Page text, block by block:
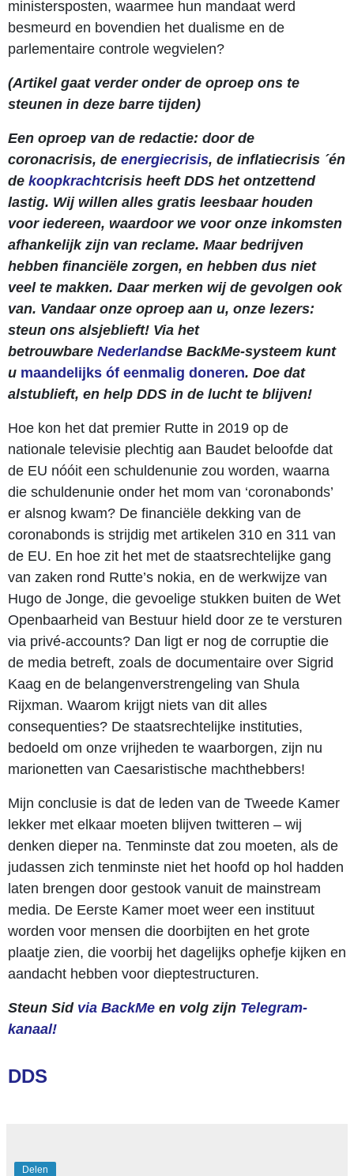
ministersposten, waarmee hun mandaat werd
besmeurd en bovendien het dualisme en de
parlementaire controle wegvielen?
(Artikel gaat verder onder de oproep ons te
steunen in deze barre tijden)
Een oproep van de redactie: door de
coronacrisis, de energiecrisis, de inflatiecrisis ´én
de koopkrachtcrisis heeft DDS het ontzettend
lastig. Wij willen alles gratis leesbaar houden
voor iedereen, waardoor we voor onze inkomsten
afhankelijk zijn van reclame. Maar bedrijven
hebben financiële zorgen, en hebben dus niet
veel te makken. Daar merken wij de gevolgen ook
van. Vandaar onze oproep aan u, onze lezers:
steun ons alsjeblieft! Via het
betrouwbare Nederlandse BackMe-systeem kunt
u maandelijks óf eenmalig doneren. Doe dat
alstublieft, en help DDS in de lucht te blijven!
Hoe kon het dat premier Rutte in 2019 op de
nationale televisie plechtig aan Baudet beloofde dat
de EU nóóit een schuldenunie zou worden, waarna
die schuldenunie onder het mom van ‘coronabonds’
er alsnog kwam? De financiële dekking van de
coronabonds is strijdig met artikelen 310 en 311 van
de EU. En hoe zit het met de staatsrechtelijke gang
van zaken rond Rutte’s nokia, en de werkwijze van
Hugo de Jonge, die gevoelige stukken buiten de Wet
Openbaarheid van Bestuur hield door ze te versturen
via privé-accounts? Dan ligt er nog de corruptie die
de media betreft, zoals de documentaire over Sigrid
Kaag en de belangenverstrengeling van Shula
Rijxman. Waarom krijgt niets van dit alles
consequenties? De staatsrechtelijke instituties,
bedoeld om onze vrijheden te waarborgen, zijn nu
marionetten van Caesaristische machthebbers!
Mijn conclusie is dat de leden van de Tweede Kamer
lekker met elkaar moeten blijven twitteren – wij
denken dieper na. Tenminste dat zou moeten, als de
judassen zich tenminste niet het hoofd op hol hadden
laten brengen door gestook vanuit de mainstream
media. De Eerste Kamer moet weer een instituut
worden voor mensen die doorbijten en het grote
plaatje zien, die voorbij het dagelijks ophefje kijken en
aandacht hebben voor dieptestructuren.
Steun Sid via BackMe en volg zijn Telegram-
kanaal!
DDS
Delen